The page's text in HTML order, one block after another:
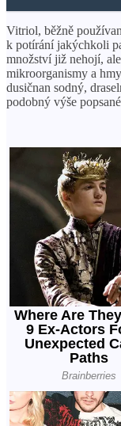
Vitriol, běžně
k potírání jakýchkoli
množství již nehojí,
mikroorganismy a
dusičnan sodný,
podobný výše